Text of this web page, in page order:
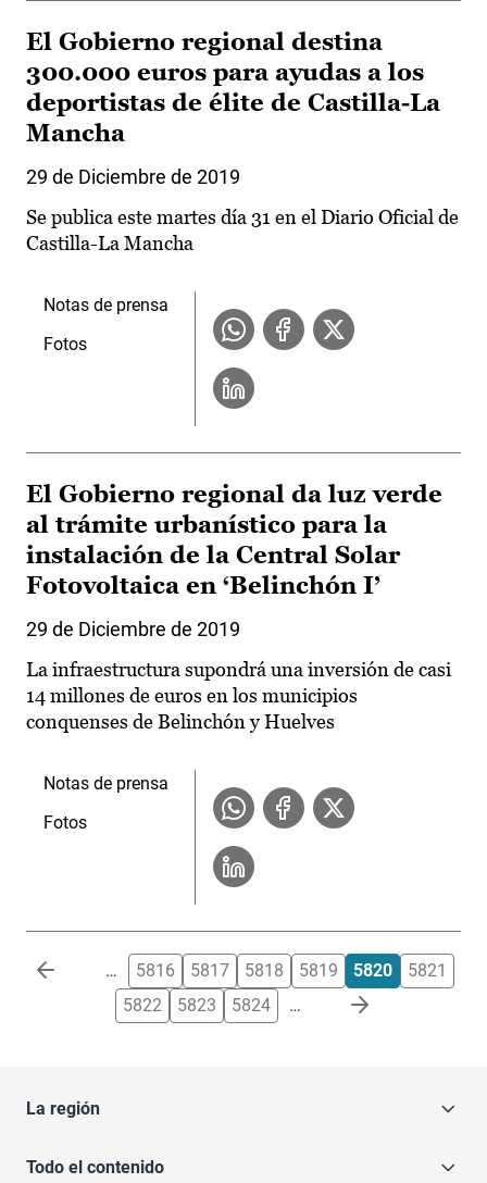
El Gobierno regional destina
300.000 euros para ayudas a los
deportistas de élite de Castilla-La
Mancha
29 de Diciembre de 2019
Se publica este martes día 31 en el Diario Oficial de
Castilla-La Mancha
Notas de prensa
Fotos
El Gobierno regional da luz verde
al trámite urbanístico para la
instalación de la Central Solar
Fotovoltaica en ‘Belinchón I’
29 de Diciembre de 2019
La infraestructura supondrá una inversión de casi
14 millones de euros en los municipios
conquenses de Belinchón y Huelves
Notas de prensa
Fotos
Paginación … 5816 5817 5818 5819 5820
5821
5822
5823 5824 …
La región
Todo el contenido